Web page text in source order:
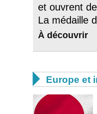
et ouvrent
La médaille
À découvrir
 Europe et